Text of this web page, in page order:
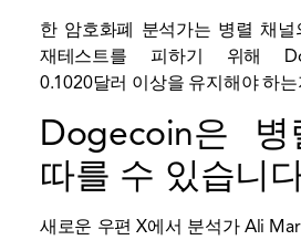
한 암호화폐 분석가는 병렬 채
재테스트를 피하기 위해
0.1020달러 이상을 유지해야 하
Dogecoin은
따를 수 있습니
새로운 우편 X에서 분석가 Ali